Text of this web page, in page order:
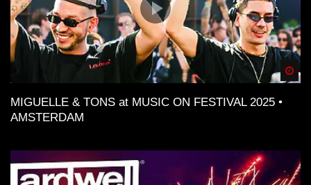
MIGUELLE & TONS at MUSIC ON FESTIVAL 2025 •
AMSTERDAM